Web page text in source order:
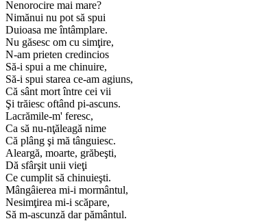
Nenorocire mai mare?
Nimănui nu pot să spui
Duioasa me întâmplare.
Nu găsesc om cu simţire,
N-am prieten credincios
Să-i spui a me chinuire,
Să-i spui starea ce-am agiuns,
Că sânt mort între cei vii
Şi trăiesc oftând pi-ascuns.
Lacrămile-m' feresc,
Ca să nu-nţăleagă nime
Că plâng şi mă tânguiesc.
Aleargă, moarte, grăbeşti,
Dă sfârşit unii vieţi
Ce cumplit să chinuieşti.
Mângâierea mi-i mormântul,
Nesimţirea mi-i scăpare,
Să m-ascunză dar pământul.